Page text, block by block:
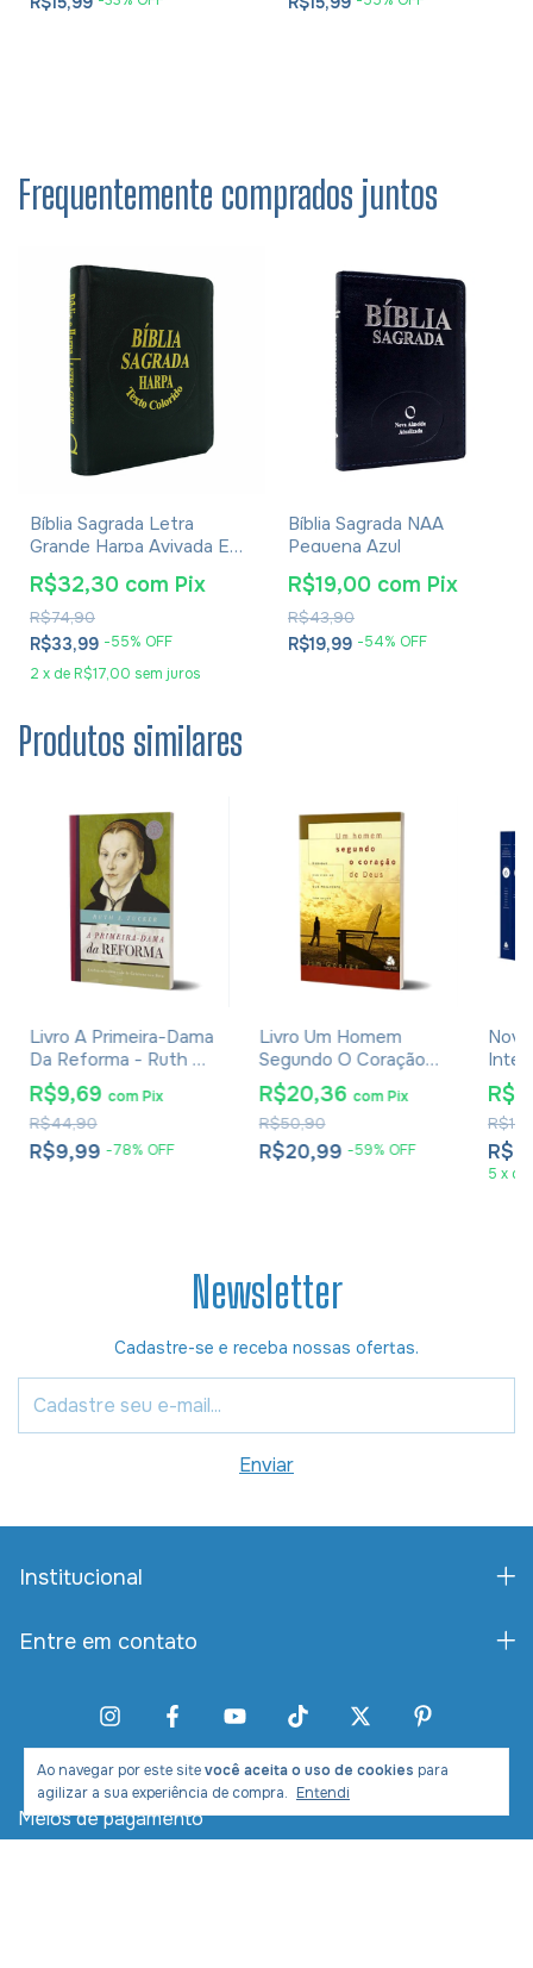
Ao navegar por este sitevocê aceita o uso de cookies para
agilizar a sua experiência de compra. Entendi
Frequentemente comprados juntos
Bíblia Sagrada Letra
Grande Harpa Avivada E
Corinhos Pequena Zíper
Preta
R$33,99 -55% OFF
2 x de R$17,00 sem juros
R$74,90
R$32,30 com Pix
Bíblia Sagrada NAA
Pequena Azul
R$19,99 -54% OFF
R$43,90
R$19,00 com Pix
Produtos similares
Livro A Primeira-Dama
Da Reforma - Ruth A.
Tucker
R$9,99 -78% OFF
R$44,90
R$9,69 com Pix
Livro Um Homem
Segundo O Coração
De Deus - Jim George
R$20,99 -59% OFF
R$50,90
R$20,36 com Pix
Por
5 x de
Newsletter
Cadastre-se e receba nossas ofertas.
Institucional
Entre em contato
Meios de pagamento